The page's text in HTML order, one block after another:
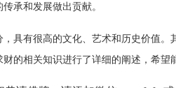
承和发展做出贡献。
具有很高的文化、艺术和历史价值
的相关知识进行了详细的阐述，希望